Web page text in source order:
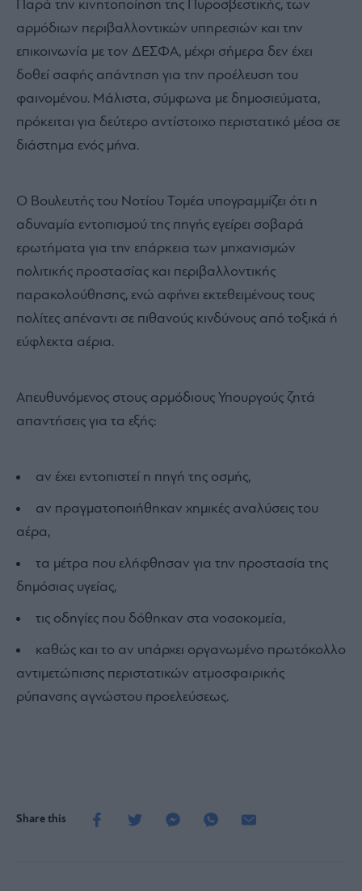
Παρά την κινητοποίηση της Πυροσβεστικής, των
αρμόδιων περιβαλλοντικών υπηρεσιών και την
επικοινωνία με τον ΔΕΣΦΑ, μέχρι σήμερα δεν έχει
δοθεί σαφής απάντηση για την προέλευση του
φαινομένου. Μάλιστα, σύμφωνα με δημοσιεύματα,
πρόκειται για δεύτερο αντίστοιχο περιστατικό μέσα σε
διάστημα ενός μήνα.
Ο Βουλευτής του Νοτίου Τομέα υπογραμμίζει ότι η
αδυναμία εντοπισμού της πηγής εγείρει σοβαρά
ερωτήματα για την επάρκεια των μηχανισμών
πολιτικής προστασίας και περιβαλλοντικής
παρακολούθησης, ενώ αφήνει εκτεθειμένους τους
πολίτες απέναντι σε πιθανούς κινδύνους από τοξικά ή
εύφλεκτα αέρια.
Απευθυνόμενος στους αρμόδιους Υπουργούς ζητά
απαντήσεις για τα εξής:
αν έχει εντοπιστεί η πηγή της οσμής,
αν πραγματοποιήθηκαν χημικές αναλύσεις του
αέρα,
τα μέτρα που ελήφθησαν για την προστασία της
δημόσιας υγείας,
τις οδηγίες που δόθηκαν στα νοσοκομεία,
καθώς και το αν υπάρχει οργανωμένο πρωτόκολλο
αντιμετώπισης περιστατικών ατμοσφαιρικής
ρύπανσης αγνώστου προελεύσεως.
Share this